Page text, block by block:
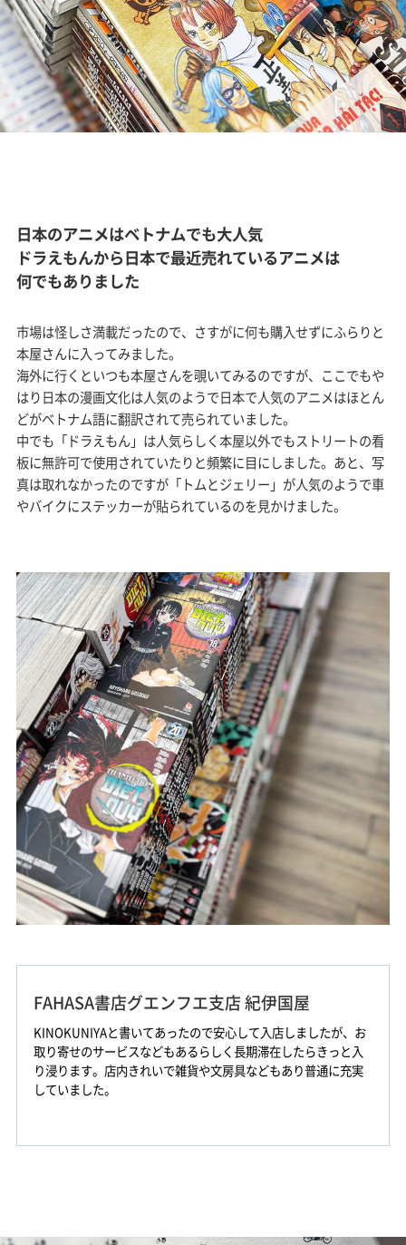
日本のアニメはベトナムでも大人気
ドラえもんから日本で最近売れているアニメは
何でもありました
市場は怪しさ満載だったので、さすがに何も購入せずにふらりと
本屋さんに入ってみました。
海外に行くといつも本屋さんを覗いてみるのですが、ここでもや
はり日本の漫画文化は人気のようで日本で人気のアニメはほとん
どがベトナム語に翻訳されて売られていました。
中でも「ドラえもん」は人気らしく本屋以外でもストリートの看
板に無許可で使用されていたりと頻繁に目にしました。あと、写
真は取れなかったのですが「トムとジェリー」が人気のようで車
やバイクにステッカーが貼られているのを見かけました。
FAHASA書店グエンフエ支店 紀伊国屋
KINOKUNIYAと書いてあったので安心して入店しましたが、お
取り寄せのサービスなどもあるらしく長期滞在したらきっと入
り浸ります。店内きれいで雑貨や文房具などもあり普通に充実
していました。